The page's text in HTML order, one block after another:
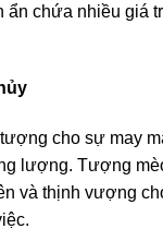
ẩn chứa nhiều giá
cho sự may
lượng. Tượng
và thịnh vượng